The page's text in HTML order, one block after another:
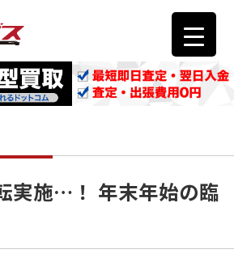
実施…！ 年末年始の臨